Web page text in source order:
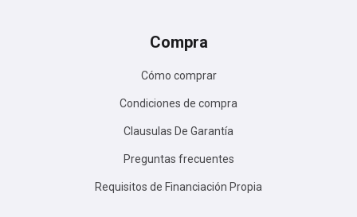
Compra
Cómo comprar
Condiciones de compra
Clausulas De Garantía
Preguntas frecuentes
Requisitos de Financiación Propia